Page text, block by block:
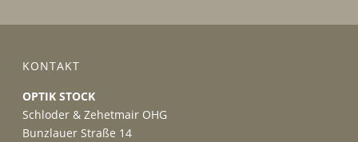
KONTAKT
OPTIK STOCK
Schloder & Zehetmair OHG
Bunzlauer Straße 14